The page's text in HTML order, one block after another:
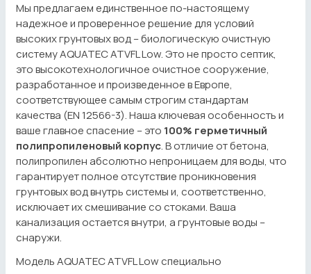
Мы предлагаем единственное по-настоящему
надежное и проверенное решение для условий
высоких грунтовых вод – биологическую очистную
систему AQUATEC ATVFL Low. Это не просто септик,
это высокотехнологичное очистное сооружение,
разработанное и произведенное в Европе,
соответствующее самым строгим стандартам
качества (EN 12566-3). Наша ключевая особенность и
ваше главное спасение – это 100% герметичный
полипропиленовый корпус. В отличие от бетона,
полипропилен абсолютно непроницаем для воды, что
гарантирует полное отсутствие проникновения
грунтовых вод внутрь системы и, соответственно,
исключает их смешивание со стоками. Ваша
канализация остается внутри, а грунтовые воды –
снаружи.
Модель AQUATEC ATVFL Low специально